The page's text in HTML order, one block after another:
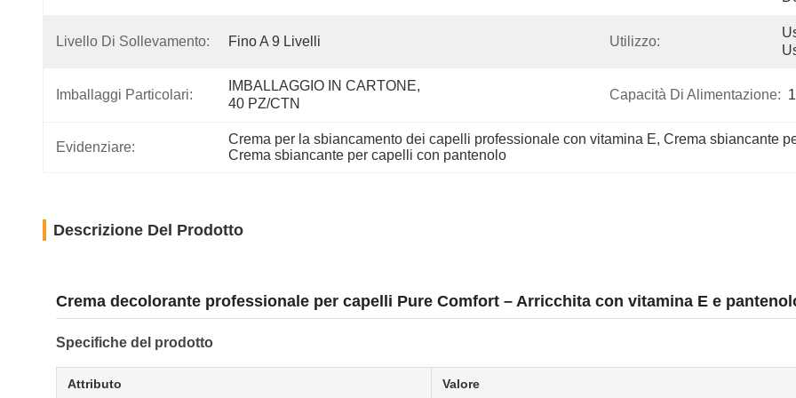
Livello Di Sollevamento: Fino A 9 Livelli Utilizzo:
Imballaggi Particolari:
IMBALLAGGIO IN CARTONE,
40 PZ/CTN
Capacità Di Alimentazione:
Evidenziare:
Crema per la sbiancamento dei capelli professionale con vitamina E, Crema sbiancante
Crema sbiancante per capelli con pantenolo
Descrizione Del Prodotto
Crema decolorante professionale per capelli Pure Comfort – Arricchita con vitamina E e
Specifiche del prodotto
Attributo Valore